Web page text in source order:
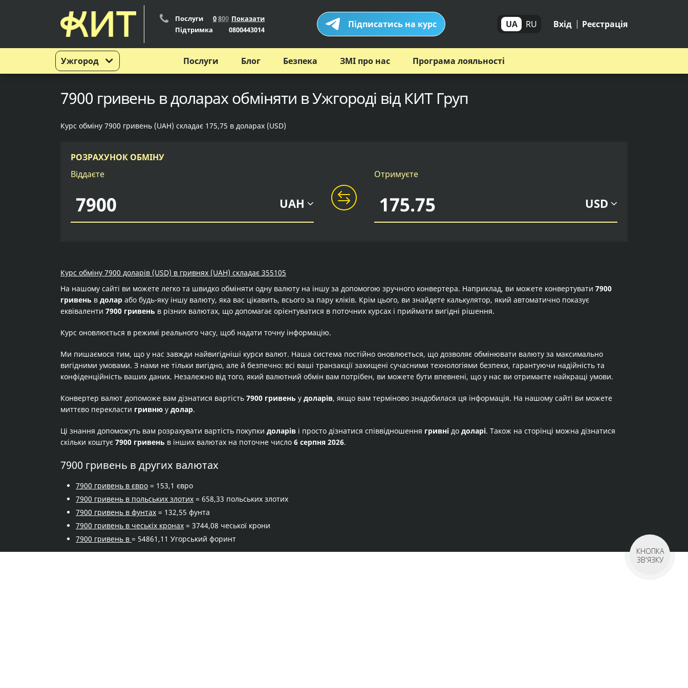
Ужгород
Послуги 0800 Показати
Підтримка
0800443014 Підписатись на курс UA RU Вхід Реєстрація
Послуги Блог Безпека ЗМІ про нас Програма лояльності
7900 гривень в доларах обміняти в Ужгороді від КИТ Груп
Курс обміну 7900 гривень (UAH) складає 175,75 в доларах (USD)
РОЗРАХУНОК ОБМІНУ
Віддаєте
UAH
Отримуєте
USD
Курс обміну 7900 доларів (USD) в гривнях (UAH) складає 355105
На нашому сайті ви можете легко та швидко обміняти одну валюту на іншу за допомогою зручного конвертера. Наприклад, ви можете конвертувати 7900
гривень в долар або будь-яку іншу валюту, яка вас цікавить, всього за пару кліків. Крім цього, ви знайдете калькулятор, який автоматично показує
еквіваленти 7900 гривень в різних валютах, що допомагає орієнтуватися в поточних курсах і приймати вигідні рішення.
Курс оновлюється в режимі реального часу, щоб надати точну інформацію.
Ми пишаємося тим, що у нас завжди найвигідніші курси валют. Наша система постійно оновлюється, що дозволяє обмінювати валюту за максимально
вигідними умовами. З нами не тільки вигідно, але й безпечно: всі ваші транзакції захищені сучасними технологіями безпеки, гарантуючи надійність та
конфіденційність ваших даних. Незалежно від того, який валютний обмін вам потрібен, ви можете бути впевнені, що у нас ви отримаєте найкращі умови.
Конвертер валют допоможе вам дізнатися вартість 7900 гривень у доларів, якщо вам терміново знадобилася ця інформація. На нашому сайті ви можете
миттєво перекласти гривню у долар.
Ці знання допоможуть вам розрахувати вартість покупки доларів і просто дізнатися співвідношення гривні до доларі. Також на сторінці можна дізнатися
скільки коштує 7900 гривень в інших валютах на поточне число 6 серпня 2026.
7900 гривень в других валютах
7900 гривень в євро = 153,1 євро
7900 гривень в польських злотих = 658,33 польських злотих
7900 гривень в фунтах = 132,55 фунта
7900 гривень в чеськіх кронах = 3744,08 чеської крони
7900 гривень в = 54861,11 Угорський форинт
КНОПКА
ЗВ'ЯЗКУ